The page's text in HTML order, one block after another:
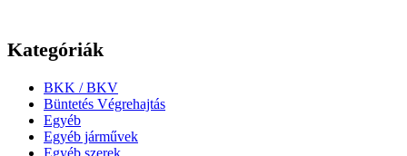
Kategóriák
BKK / BKV
Büntetés Végrehajtás
Egyéb
Egyéb járművek
Egyéb szerek